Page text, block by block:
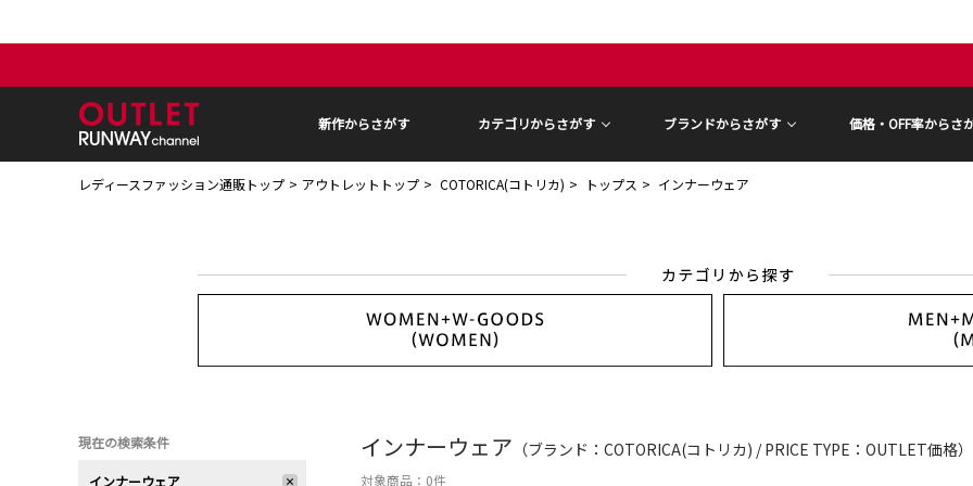
新作からさがす カテゴリからさがす ブランドからさがす 価格・OFF率からさ
レディースファッション通販トップ アウトレットトップ COTORICA(コトリカ) トップス インナーウェア
インナーウェア （ブランド：COTORICA(コトリカ) / PRICE TYPE：OUTLET価格）
対象商品： 0件
現在の検索条件
インナーウェア